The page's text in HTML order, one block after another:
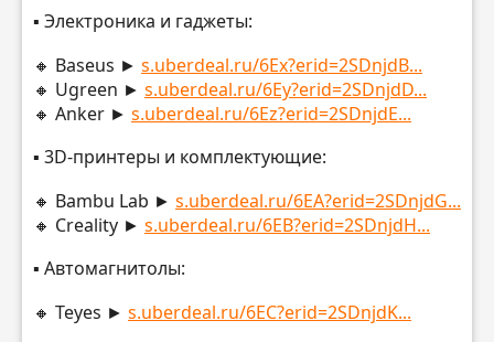
▪️ Электроника и гаджеты:
🔸 Baseus ► s.uberdeal.ru/6Ex?erid=2SDnjdB...
🔸 Ugreen ► s.uberdeal.ru/6Ey?erid=2SDnjdD...
🔸 Anker ► s.uberdeal.ru/6Ez?erid=2SDnjdE...
▪️ 3D-принтеры и комплектующие:
🔸 Bambu Lab ► s.uberdeal.ru/6EA?erid=2SDnjdG...
🔸 Creality ► s.uberdeal.ru/6EB?erid=2SDnjdH...
▪️ Автомагнитолы:
🔸 Teyes ► s.uberdeal.ru/6EC?erid=2SDnjdK...